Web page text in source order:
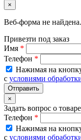
×
Веб-форма не найдена.
Привезти под заказ
Имя *
Телефон *
Нажимая на
с условиями
×
Задать вопрос о товаре
Телефон *
Нажимая на
с условиями